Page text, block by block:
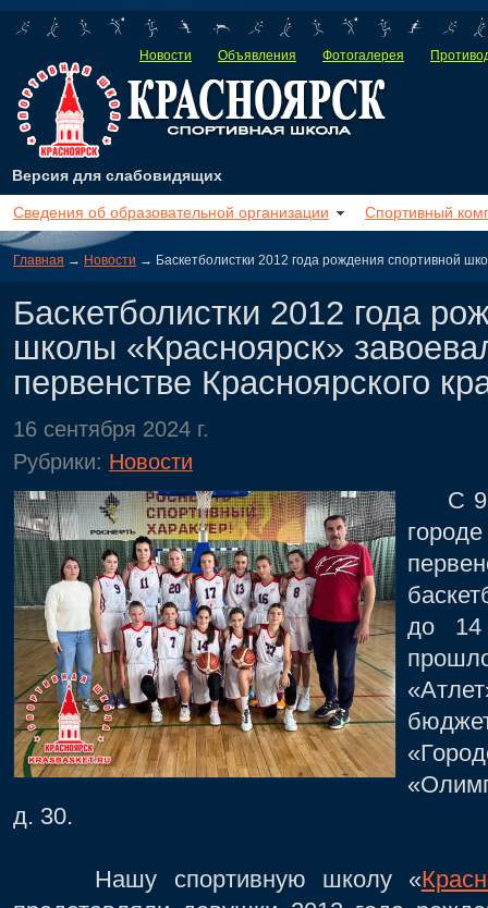
Новости Объявления Фотогалерея
Версия для слабовидящих
Сведения об образовательной организации Спортивный
Главная → Новости → Баскетболистки 2012 года рождения спортивной
Баскетболистки 2012 года
школы «Красноярск»
первенстве Красноярского
16 сентября 2024 г.
Рубрики: Новости
С 9
до 14
д. 30.
Нашу спортивную школу «